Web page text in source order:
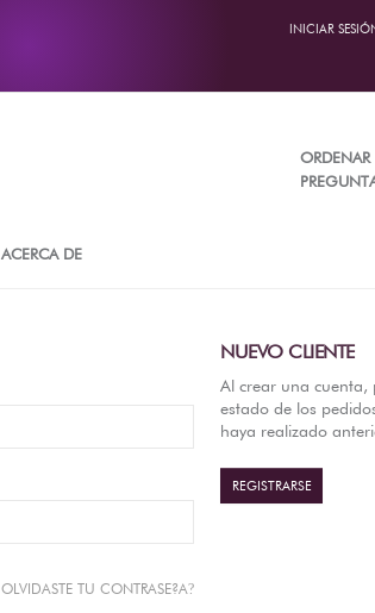
INICIAR
ORDENAR
ACERCA DE
OLVIDASTE TU CONTRASE?A?
NUEVO CLIENTE
Al crear una cuenta,
estado de los
haya realizado
REGISTRARSE